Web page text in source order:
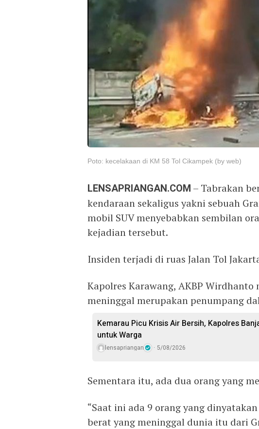
Poto: kecelakaan di KM 58 Tol Cikampek (by web)
LENSAPRIANGAN.COM – Tabrakan
kendaraan sekaligus yakni sebuah
mobil SUV menyebabkan sembilan
kejadian tersebut.
Insiden terjadi di ruas Jalan Tol
Kapolres Karawang, AKBP
meninggal merupakan penumpang
Kemarau Picu Krisis Air Bersih, Kapolres
untuk Warga
lensapriangan 5/08/2026
Sementara itu, ada dua orang yang
“Saat ini ada 9 orang yang
berat yang meninggal dunia itu dari